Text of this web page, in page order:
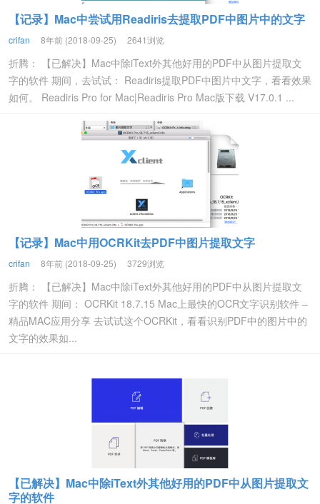
【记录】Mac中尝试用Readiris去提取PDF中图片中的文字
crifan 8年前 (2018-09-25) 2641浏览
折腾： 【已解决】Mac中除iText外其他好用的PDF中从图片提取文
字的软件 期间，去试试： Readiris提取PDF中图片中文字，看看效果
如何。 Readiris Pro for Mac|Readiris Pro Mac版下载 V17.0.1 ...
【记录】Mac中用OCRKit去PDF中图片提取文字
crifan 8年前 (2018-09-25) 3729浏览
折腾： 【已解决】Mac中除iText外其他好用的PDF中从图片提取文
字的软件 期间： OCRKit 18.7.15 Mac上最快的OCR文字识别软件 –
精品MAC应用分享 去试试这个OCRKit，看看识别PDF中的图片中的
文字的效果如...
【已解决】Mac中除iText外其他好用的PDF中从图片提取文
字的软件